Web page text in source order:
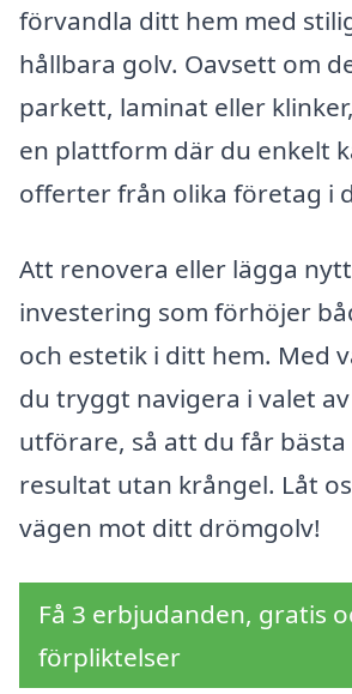
förvandla ditt hem med
hållbara golv. Oavsett om
parkett, laminat eller
en plattform där du enkelt
offerter från olika företag i
Att renovera eller lägga
investering som förhöjer
och estetik i ditt hem. Med
du tryggt navigera i valet
utförare, så att du får bästa
resultat utan krångel. Låt
vägen mot ditt drömgolv!
Få 3 erbjudanden, gratis
förpliktelser